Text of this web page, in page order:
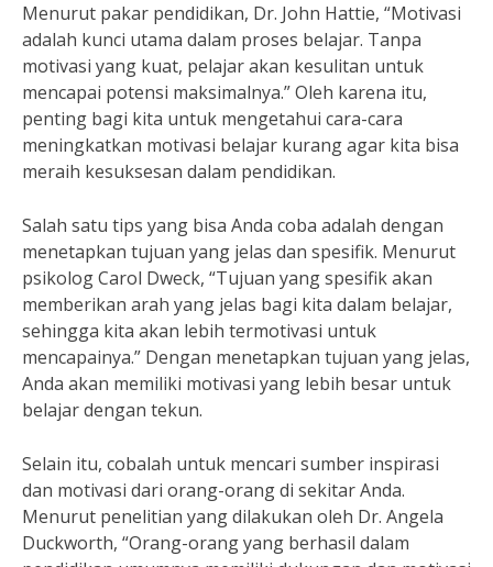
Menurut pakar pendidikan, Dr. John Hattie, “Motivasi
adalah kunci utama dalam proses belajar. Tanpa
motivasi yang kuat, pelajar akan kesulitan untuk
mencapai potensi maksimalnya.” Oleh karena itu,
penting bagi kita untuk mengetahui cara-cara
meningkatkan motivasi belajar kurang agar kita bisa
meraih kesuksesan dalam pendidikan.
Salah satu tips yang bisa Anda coba adalah dengan
menetapkan tujuan yang jelas dan spesifik. Menurut
psikolog Carol Dweck, “Tujuan yang spesifik akan
memberikan arah yang jelas bagi kita dalam belajar,
sehingga kita akan lebih termotivasi untuk
mencapainya.” Dengan menetapkan tujuan yang jelas,
Anda akan memiliki motivasi yang lebih besar untuk
belajar dengan tekun.
Selain itu, cobalah untuk mencari sumber inspirasi
dan motivasi dari orang-orang di sekitar Anda.
Menurut penelitian yang dilakukan oleh Dr. Angela
Duckworth, “Orang-orang yang berhasil dalam